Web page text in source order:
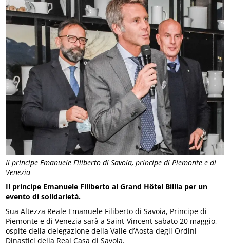
Il principe Emanuele Filiberto di Savoia, principe di Piemonte e di
Venezia
Il principe Emanuele Filiberto al Grand Hôtel Billia per un
evento di solidarietà.
Sua Altezza Reale Emanuele Filiberto di Savoia, Principe di
Piemonte e di Venezia sarà a Saint-Vincent sabato 20 maggio,
ospite della delegazione della Valle d’Aosta degli Ordini
Dinastici della Real Casa di Savoia.